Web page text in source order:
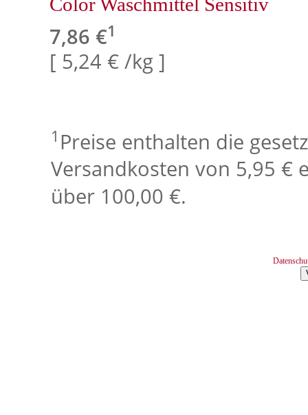
7,86 €1
[ 5,24 € /kg ]
1 Preise enthalten die
Versandkosten von 5,95 €
über 100,00 €.